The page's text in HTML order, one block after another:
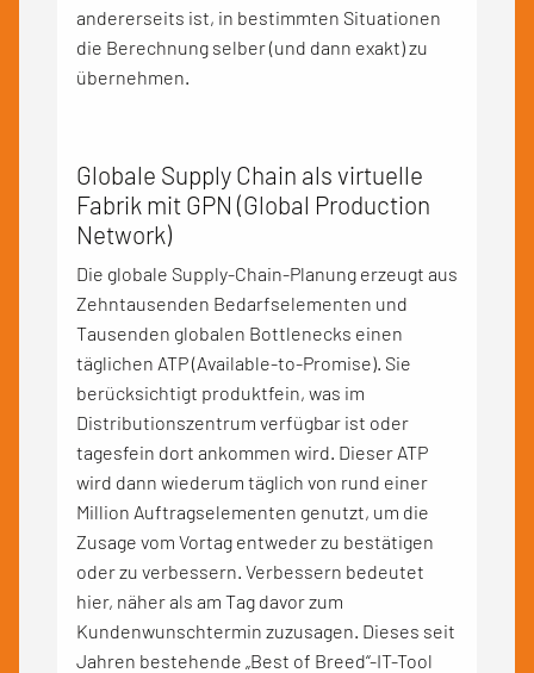
andererseits ist, in bestimmten Situationen
die Berechnung selber (und dann exakt) zu
übernehmen.
Globale Supply Chain als virtuelle
Fabrik mit GPN (Global Production
Network)
Die globale Supply-Chain-Planung erzeugt aus
Zehntausenden Bedarfselementen und
Tausenden globalen Bottlenecks einen
täglichen ATP (Available-to-Promise). Sie
berücksichtigt produktfein, was im
Distributionszentrum verfügbar ist oder
tagesfein dort ankommen wird. Dieser ATP
wird dann wiederum täglich von rund einer
Million Auftragselementen genutzt, um die
Zusage vom Vortag entweder zu bestätigen
oder zu verbessern. Verbessern bedeutet
hier, näher als am Tag davor zum
Kundenwunschtermin zuzusagen. Dieses seit
Jahren bestehende „Best of Breed“-IT-Tool